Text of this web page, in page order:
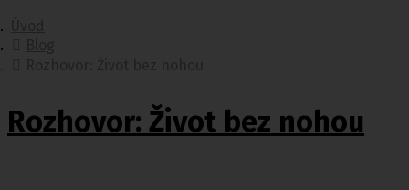
Rozhovor: Život bez nohou